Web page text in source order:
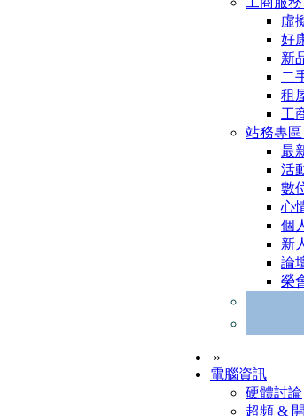
虛
好
新
二
租
工
站務專區
最
活
數
心
個
新
論
榮
»
電腦資訊
硬體討論
超頻 &